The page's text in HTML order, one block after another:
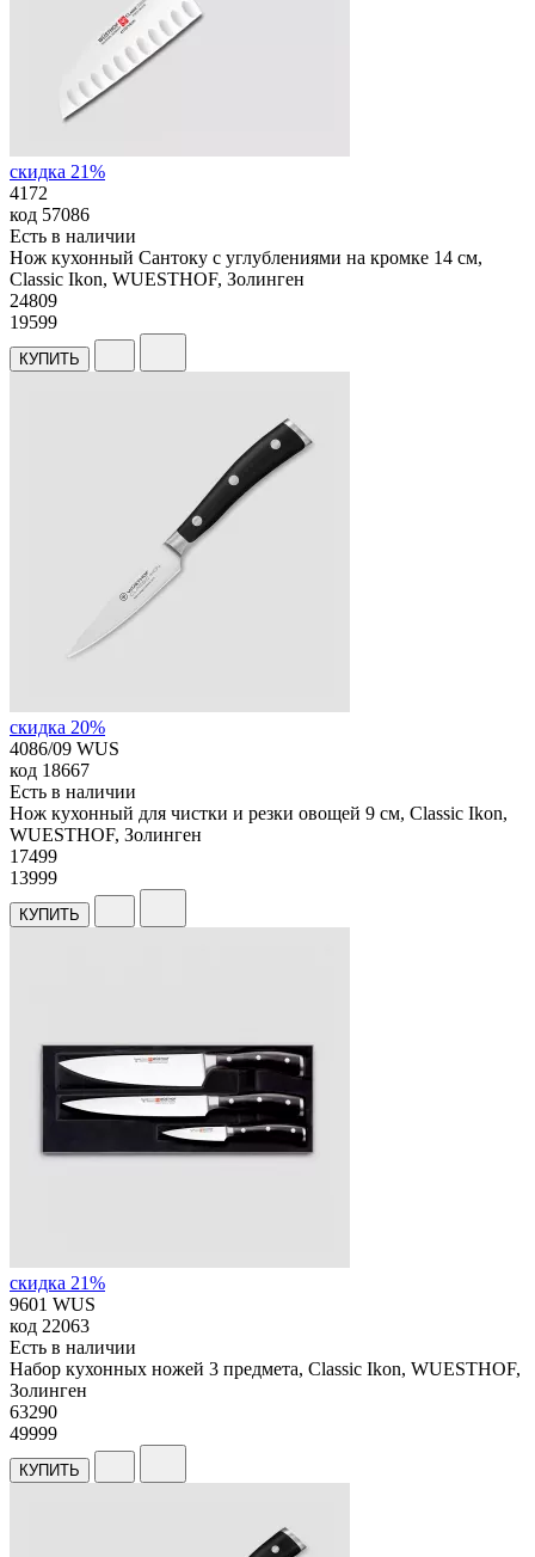
скидка 21%
4172
код 57086
Есть в наличии
Нож кухонный Сантоку с углублениями на кромке 14 см,
Classic Ikon, WUESTHOF, Золинген
24809
19599
КУПИТЬ
скидка 20%
4086/09 WUS
код 18667
Есть в наличии
Нож кухонный для чистки и резки овощей 9 см, Classic Ikon,
WUESTHOF, Золинген
17499
13999
КУПИТЬ
скидка 21%
9601 WUS
код 22063
Есть в наличии
Набор кухонных ножей 3 предмета, Classic Ikon, WUESTHOF,
Золинген
63290
49999
КУПИТЬ